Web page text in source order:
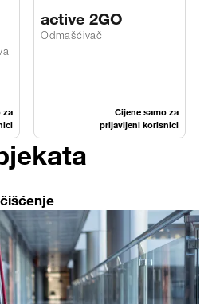
za
active 2GO
Odmašćivač
Cijene samo za
prijavljeni korisnici